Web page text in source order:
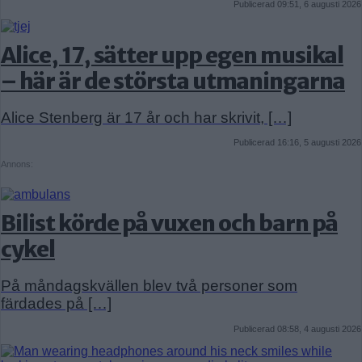
Publicerad 09:51, 6 augusti 2026
Alice, 17, sätter upp egen musikal
– här är de största utmaningarna
Alice Stenberg är 17 år och har skrivit, […]
Publicerad 16:16, 5 augusti 2026
Annons:
Bilist körde på vuxen och barn på
cykel
På måndagskvällen blev två personer som
färdades på […]
Publicerad 08:58, 4 augusti 2026